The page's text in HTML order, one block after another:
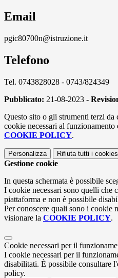
Email
pgic80700n@istruzione.it
Telefono
Tel. 0743828028 - 0743/824349
Pubblicato: 21-08-2023 -
Questo sito o gli strumenti terzi
cookie necessari al
COOKIE POLICY.
Personalizza Rifiuta tutti i cookies
Gestione cookie
In questa schermata è possibile
I cookie necessari sono quelli che
piattaforma e non è possibile
Per conoscere quali sono i cookie
visionare la COOKIE POLICY.
Cookie necessari per il
I cookie necessari per il
disabilitati. È possibile consultare
policy.